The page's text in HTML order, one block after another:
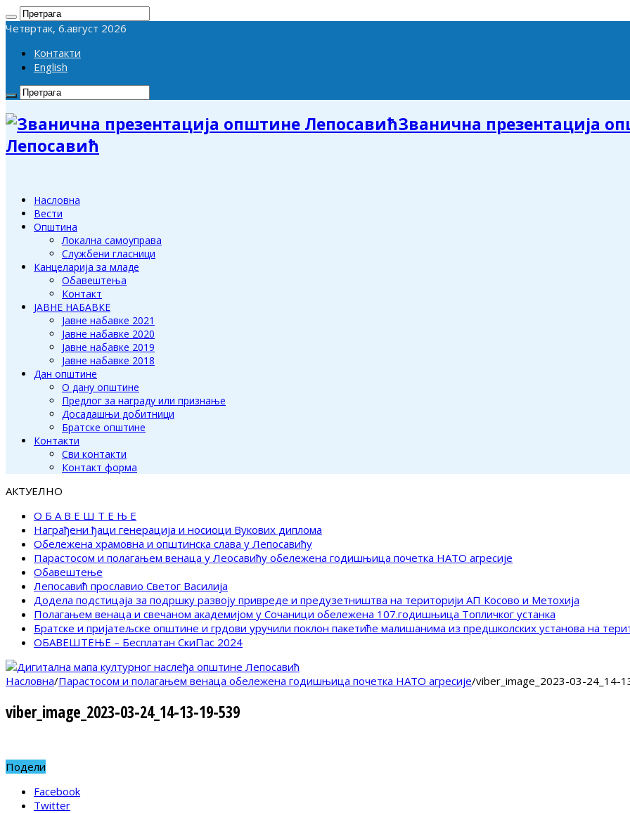
Четвртак, 6.август 2026
Контакти
English
Званична презентација
Лепосавић
Насловна
Вести
Општина
Локална самоуправа
Службени гласници
Канцеларија за младе
Обавештења
Контакт
ЈАВНЕ НАБАВКЕ
Јавне набавке 2021
Јавне набавке 2020
Јавне набавке 2019
Јавне набавке 2018
Дан општине
О дану општине
Предлог за награду или признање
Досадашњи добитници
Братске општине
Контакти
Сви контакти
Контакт форма
АКТУЕЛНО
О Б А В Е Ш Т Е Њ Е
Награђени ђаци генерација и носиоци Вукових диплома
Обележена храмовна и општинска слава у Лепосавићу
Парастосом и полагањем венаца у Леосавићу обележена годишњица почетка НАТО агресије
Обавештење
Лепосавић прославио Светог Василија
Додела подстицаја за подршку развоју привреде и предузетништва на територији АП Косово и Метохија
Полагањем венаца и свечаном академијом у Сочаници обележена 107.годишњица Топличког устанка
Братске и пријатељске општине и грдови уручили поклон пакетиће малишанима из предшколских установа на
ОБАВЕШТЕЊЕ – Бесплатан СкиПас 2024
Насловна/Парастосом и полагањем венаца обележена годишњица почетка НАТО агресије/viber_image_2023-03-24_14-
viber_image_2023-03-24_14-13-19-539
Подели
Facebook
Twitter